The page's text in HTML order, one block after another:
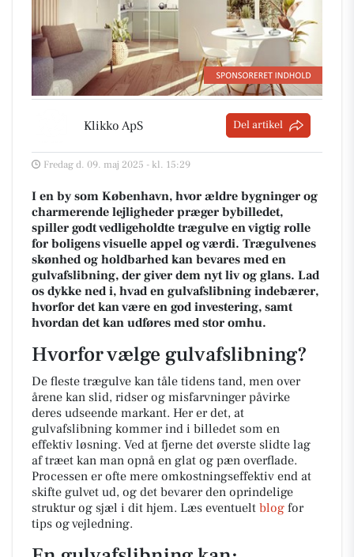
Klikko ApS Del artikel
Fredag d. 09. maj 2025 - kl. 15:29
I en by som København, hvor ældre bygninger og
charmerende lejligheder præger bybilledet,
spiller godt vedligeholdte trægulve en vigtig rolle
for boligens visuelle appel og værdi. Trægulvenes
skønhed og holdbarhed kan bevares med en
gulvafslibning, der giver dem nyt liv og glans. Lad
os dykke ned i, hvad en gulvafslibning indebærer,
hvorfor det kan være en god investering, samt
hvordan det kan udføres med stor omhu.
Hvorfor vælge gulvafslibning?
De fleste trægulve kan tåle tidens tand, men over
årene kan slid, ridser og misfarvninger påvirke
deres udseende markant. Her er det, at
gulvafslibning kommer ind i billedet som en
effektiv løsning. Ved at fjerne det øverste slidte lag
af træet kan man opnå en glat og pæn overflade.
Processen er ofte mere omkostningseffektiv end at
skifte gulvet ud, og det bevarer den oprindelige
struktur og sjæl i dit hjem. Læs eventuelt blog for
tips og vejledning.